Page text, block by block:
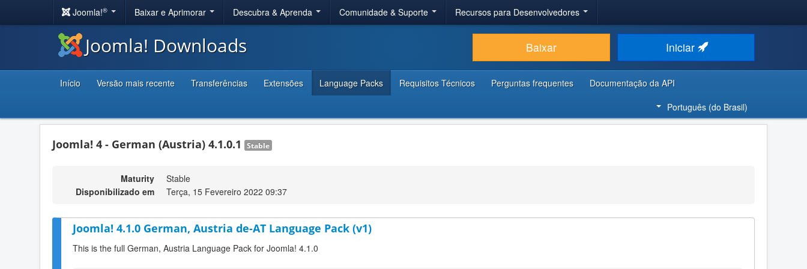
Joomla!® Baixar e Aprimorar Descubra & Aprenda Comunidade & Suporte Recursos para Desenvolvedores
Joomla! Downloads Baixar Iniciar
Início Versão mais recente Transferências Extensões Language Packs Requisitos Técnicos Perguntas frequentes
Documentação da API
Português (do Brasil)
Joomla! 4 - German (Austria) 4.1.0.1 Stable
Maturity
Stable
Disponibilizado em
Terça, 15 Fevereiro 2022 09:37
Joomla! 4.1.0 German, Austria de-AT Language Pack (v1)
This is the full German, Austria Language Pack for Joomla! 4.1.0